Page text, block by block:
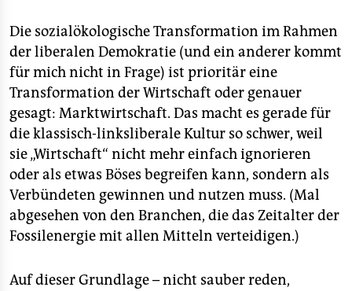
Die sozialökologische Transformation im Rahmen
der liberalen Demokratie (und ein anderer kommt
für mich nicht in Frage) ist prioritär eine
Transformation der Wirtschaft oder genauer
gesagt: Marktwirtschaft. Das macht es gerade für
die klassisch-linksliberale Kultur so schwer, weil
sie „Wirtschaft“ nicht mehr einfach ignorieren
oder als etwas Böses begreifen kann, sondern als
Verbündeten gewinnen und nutzen muss. (Mal
abgesehen von den Branchen, die das Zeitalter der
Fossilenergie mit allen Mitteln verteidigen.)
Auf dieser Grundlage – nicht sauber reden,